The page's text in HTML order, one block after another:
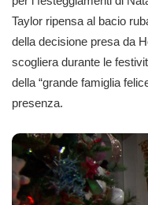
Taylor ripensa al bacio
della decisione presa da
scogliera durante le
della “grande famiglia
presenza.